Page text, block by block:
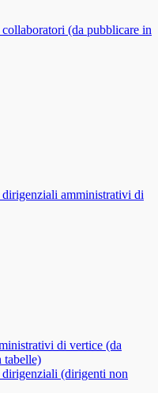
(da pubblicare in
amministrativi di
di vertice (da
tabelle)
(dirigenti non